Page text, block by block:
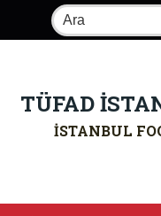
TÜFAD
İSTANBUL